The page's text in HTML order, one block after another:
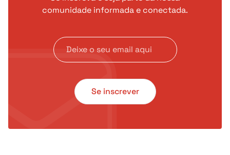
comunidade informada e conectada.
Se inscrever